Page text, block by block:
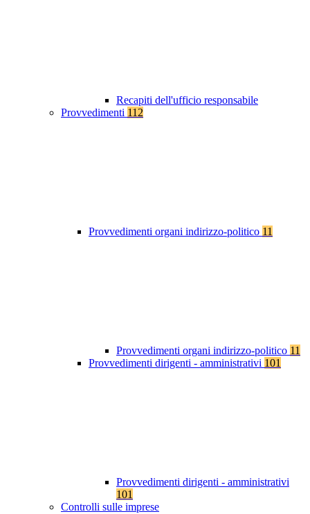
Recapiti dell'ufficio responsabile
Provvedimenti 112
Provvedimenti organi indirizzo-politico 11
Provvedimenti organi indirizzo-politico 11
Provvedimenti dirigenti - amministrativi 101
Provvedimenti dirigenti - amministrativi
101
Controlli sulle imprese